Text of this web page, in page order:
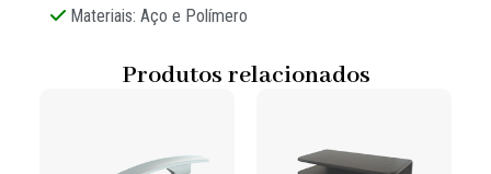
Materiais: Aço e Polímero
Produtos relacionados